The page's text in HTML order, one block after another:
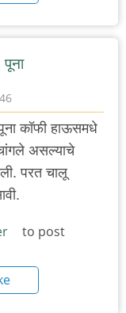
कॉफी हाऊसमधे
असल्याचे
परत चालू
to post